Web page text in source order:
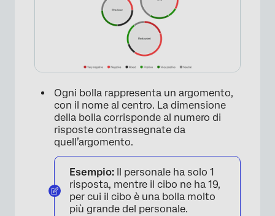
Ogni bolla rappresenta un argomento,
con il nome al centro. La dimensione
della bolla corrisponde al numero di
risposte contrassegnate da
quell’argomento.
Esempio: Il personale ha solo 1
risposta, mentre il cibo ne ha 19,
per cui il cibo è una bolla molto
più grande del personale.